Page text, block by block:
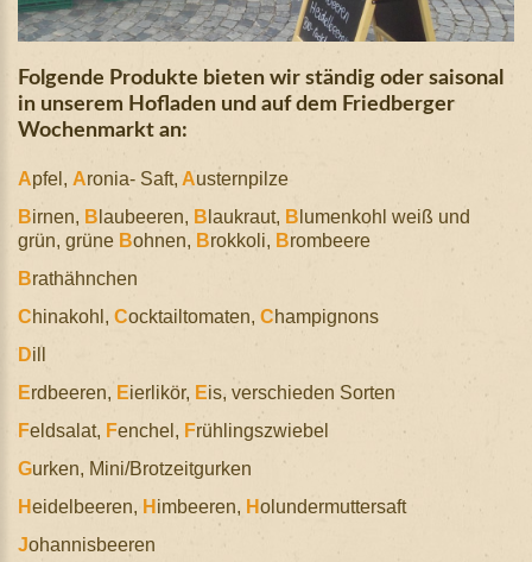
Folgende Produkte bieten wir ständig oder saisonal
in unserem Hofladen und auf dem Friedberger
Wochenmarkt an:
Apfel, Aronia- Saft, Austernpilze
Birnen, B laubeeren, B laukraut, B lumenkohl weiß und
grün, grüne Bohnen, Brokkoli, Brombeere
Brathähnchen
Chinakohl, Cocktailtomaten, Champignons
Dill
Erdbeeren, Eierlikör, Eis, verschieden Sorten
Feldsalat, Fenchel, Frühlingszwiebel
Gurken, Mini/Brotzeitgurken
Heidelbeeren, H imbeeren, Holundermuttersaft
Johannisbeeren